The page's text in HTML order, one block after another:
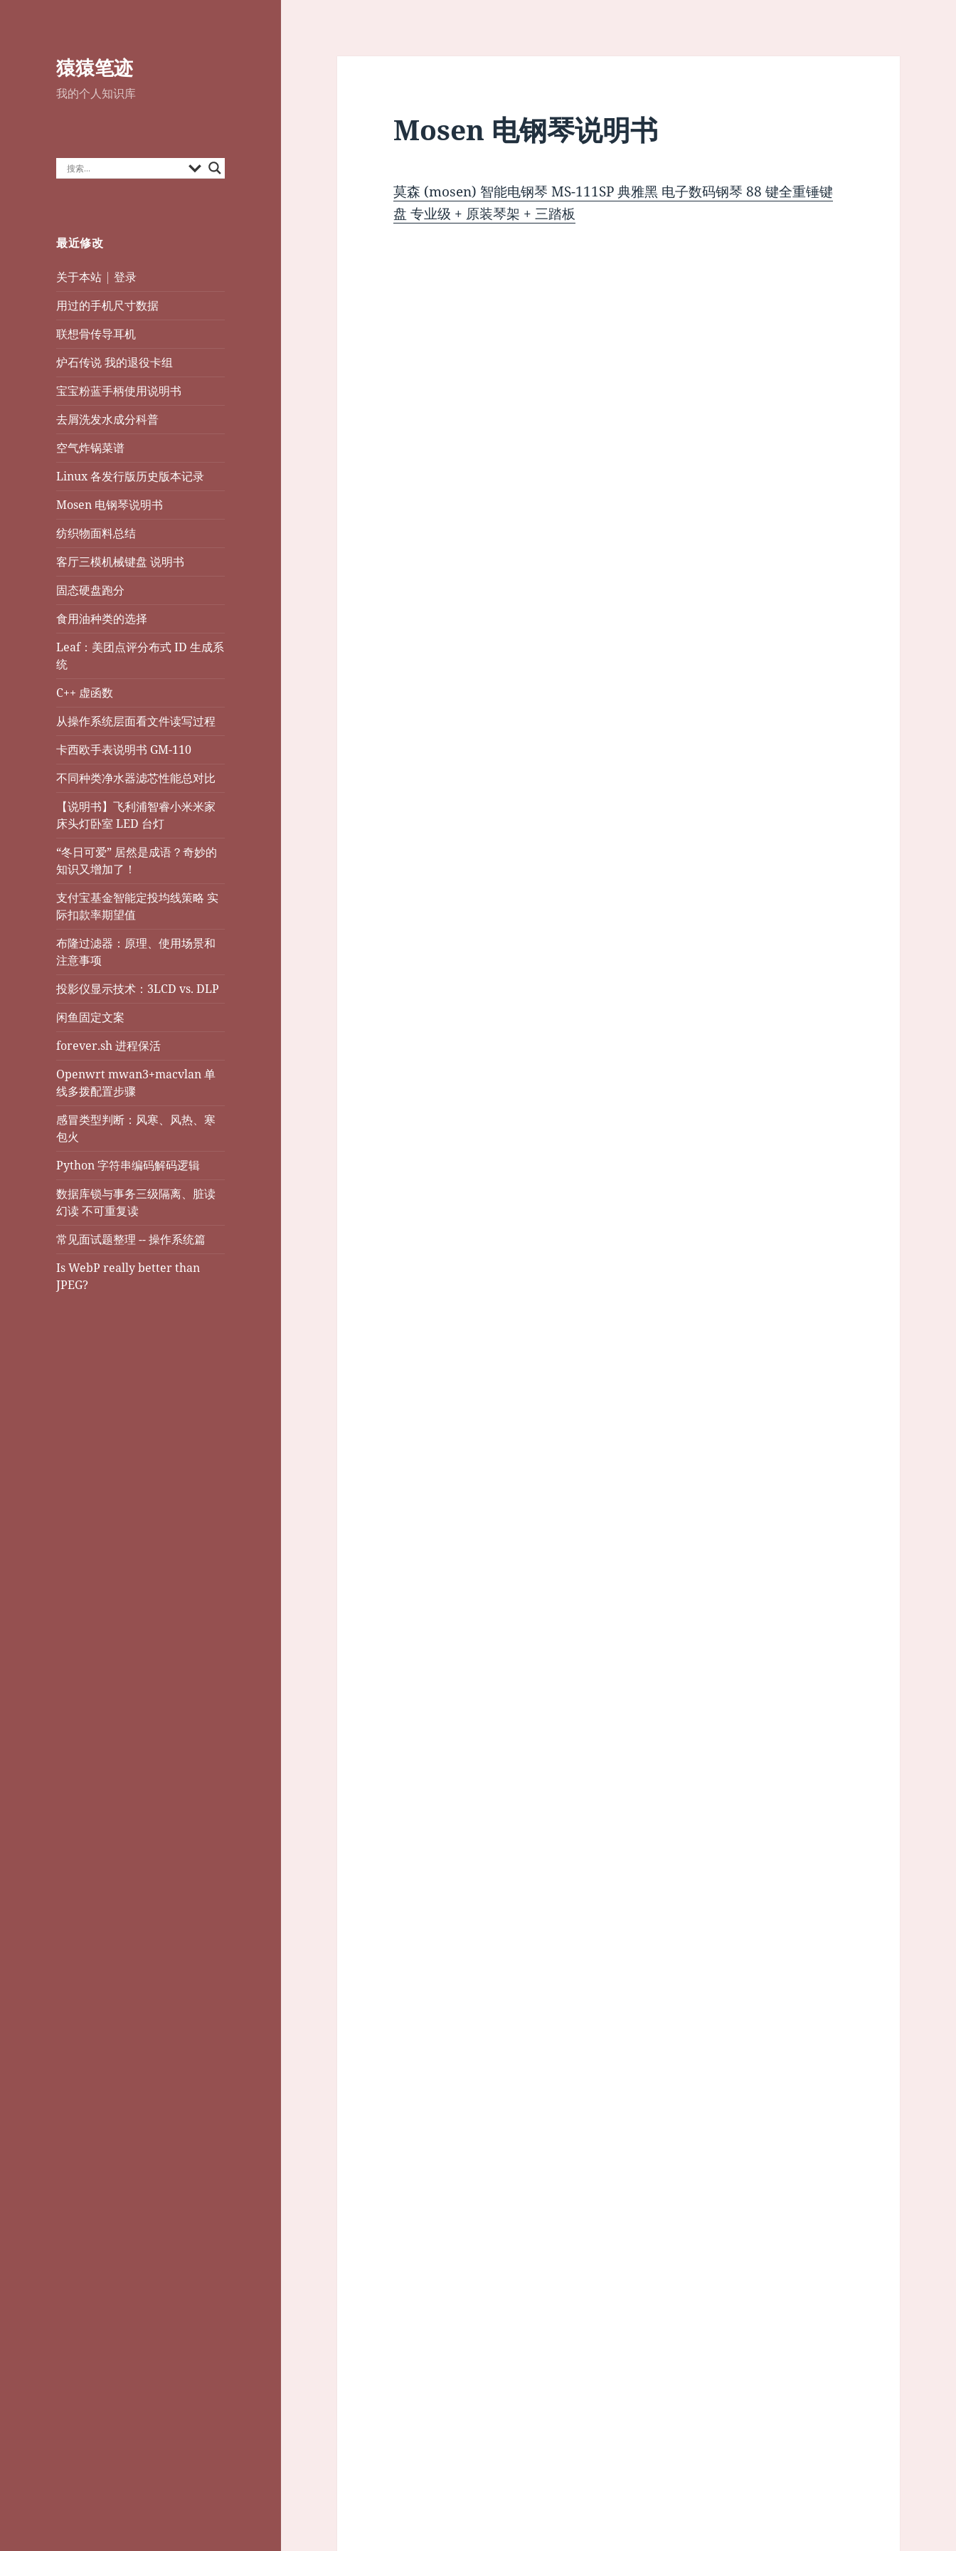
猿猿笔迹
我的个人知识库
最近修改
关于本站 |登录
用过的手机尺寸数据
联想骨传导耳机
炉石传说 我的退役卡组
宝宝粉蓝手柄使用说明书
去屑洗发水成分科普
空气炸锅菜谱
Linux 各发行版历史版本记录
Mosen 电钢琴说明书
纺织物面料总结
客厅三模机械键盘 说明书
固态硬盘跑分
食用油种类的选择
Leaf：美团点评分布式 ID 生成系
统
C++ 虚函数
从操作系统层面看文件读写过程
卡西欧手表说明书 GM-110
不同种类净水器滤芯性能总对比
【说明书】飞利浦智睿小米米家
床头灯卧室 LED 台灯
“冬日可爱” 居然是成语？奇妙的
知识又增加了！
支付宝基金智能定投均线策略 实
际扣款率期望值
布隆过滤器：原理、使用场景和
注意事项
投影仪显示技术：3LCD vs. DLP
闲鱼固定文案
forever.sh 进程保活
Openwrt mwan3+macvlan 单
线多拨配置步骤
感冒类型判断：风寒、风热、寒
包火
Python 字符串编码解码逻辑
数据库锁与事务三级隔离、脏读
幻读 不可重复读
常见面试题整理 -- 操作系统篇
Is WebP really better than
JPEG?
Mosen 电钢琴说明书
莫森 (mosen) 智能电钢琴 MS-111SP 典雅黑 电子数码钢琴 88 键全重锤键
盘 专业级 + 原装琴架 + 三踏板